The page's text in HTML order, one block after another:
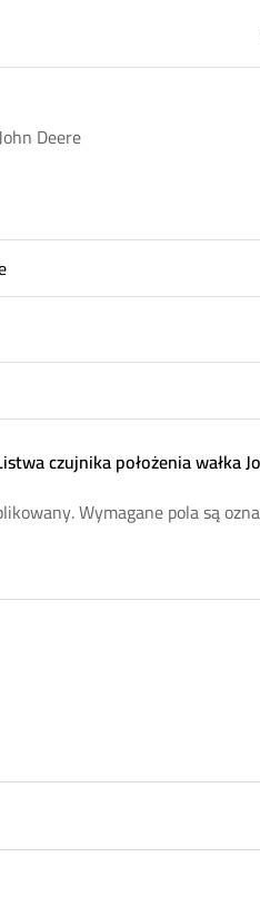
Deere
czujnika położenia wałka
Wymagane pola są